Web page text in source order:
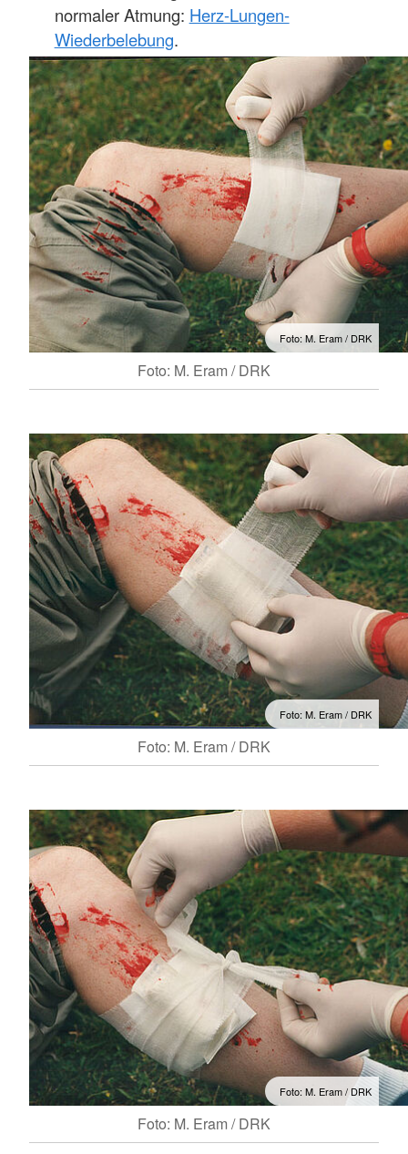
normaler Atmung: Herz-Lungen-
Wiederbelebung.
Foto: M. Eram / DRK
Foto: M. Eram / DRK
Foto: M. Eram / DRK
Foto: M. Eram / DRK
Foto: M. Eram / DRK
Foto: M. Eram / DRK